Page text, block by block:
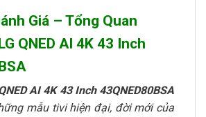
Giá – Tổng Quan
QNED AI 4K 43 Inch
AI 4K 43 Inch 43QNED80BSA
mẫu tivi hiện đại, đời mới của